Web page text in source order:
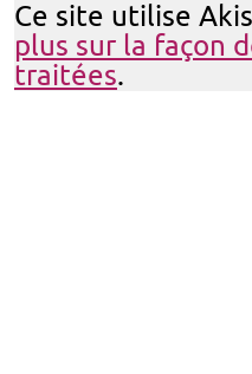
Ce site utilise
plus sur la façon
traitées.